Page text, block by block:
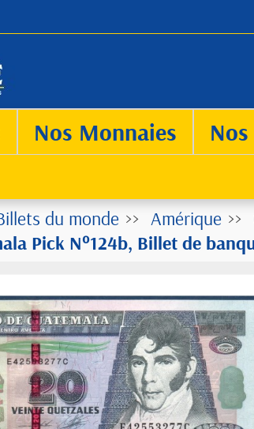
Nos Monnaies
du monde Amérique
Pick N°124b, Billet de